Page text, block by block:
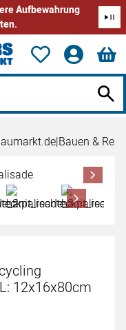
Aufbewahrung
|Bauen &
12x16x80cm